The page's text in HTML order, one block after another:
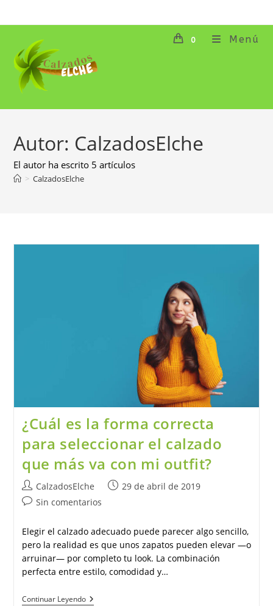
al
contenido
0 Menú
Autor: CalzadosElche
El autor ha escrito 5 artículos
> CalzadosElche
¿Cuál es la forma correcta
para seleccionar el calzado
que más va con mi outfit?
Autor
de
CalzadosElche
Publicación
29 de abril de 2019
Comentarios
la
entrada:
Sin comentarios
Elegir el calzado adecuado puede parecer algo sencillo,
pero la realidad es que unos zapatos pueden elevar —o
arruinar— por completo tu look. La combinación
perfecta entre estilo, comodidad y…
Continuar Leyendo¿Cuál